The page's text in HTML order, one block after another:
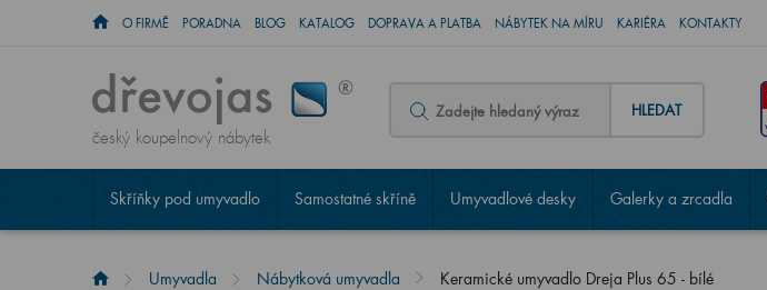
O FIRMĚ PORADNA BLOG KATALOG DOPRAVA A PLATBA NÁBYTEK NA MÍRU KARIÉRA KONTAKTY
český koupelnový nábytek
HLEDAT
Skříňky pod umyvadlo Samostatné skříně Umyvadlové desky Galerky a zrcadla
Umyvadla Nábytková umyvadla Keramické umyvadlo Dreja Plus 65 - bílé